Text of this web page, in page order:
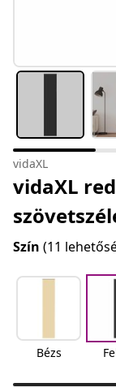
vidaXL
vidaXL
Szín (11
Bézs